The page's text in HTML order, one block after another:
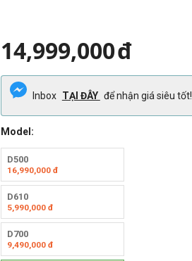
14,999,000đ
Inbox TẠI ĐÂY để nhận giá siêu tốt!
Model:
D500
16,990,000đ
D610
5,990,000đ
D700
9,490,000đ